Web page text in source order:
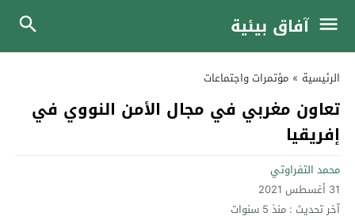
آفاق بيئية
الرئيسية » مؤتمرات واجتماعات
تعاون مغربي في مجال الأمن النووي في
إفريقيا
محمد التفراوتي
31 أغسطس 2021
آخر تحديث : منذ 5 سنوات